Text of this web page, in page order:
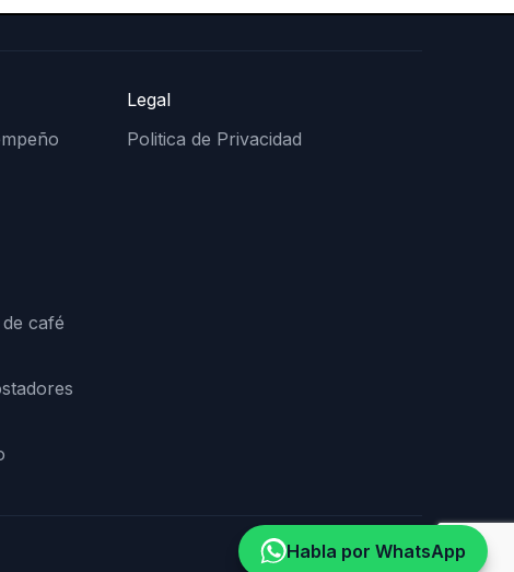
café
Legal
Politica de Privacidad
Desarrollado por WAB
Habla por WhatsApp